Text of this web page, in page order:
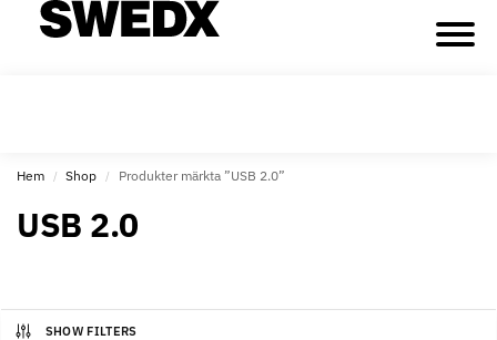
Hem / Shop / Produkter märkta ”USB 2.0”
USB 2.0
SHOW FILTERS